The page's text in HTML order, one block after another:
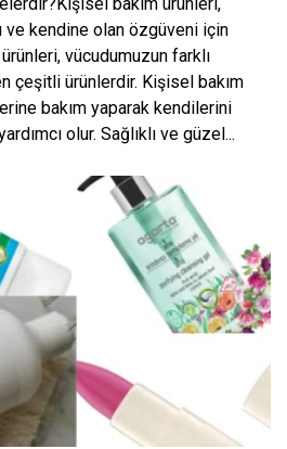
ve kendine olan özgüveni için
vücudumuzun farklı
çeşitli ürünlerdir. Kişisel bakım
bakım yaparak kendilerini
olur. Sağlıklı ve güzel...